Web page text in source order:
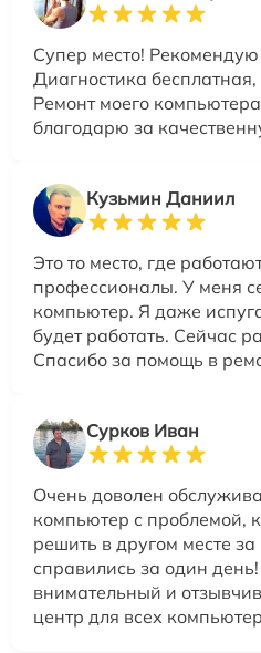
Супер место! Рекомендую
Диагностика
Ремонт моего
благодарю за
Кузьмин Даниил
Это то место, где
профессионалы. У меня
компьютер. Я даже
будет работать. Сейчас
Спасибо за помощь в
Сурков Иван
Очень доволен
компьютер с проблемой,
решить в другом месте
справились за один
внимательный и
центр для всех